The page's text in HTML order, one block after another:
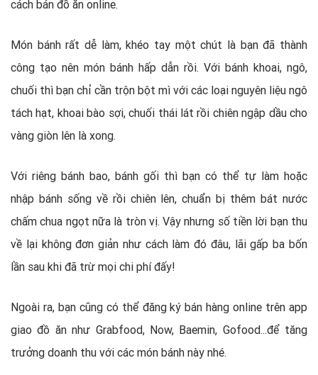
cách bán đồ ăn online.
Món bánh rất dễ làm, khéo tay một chút là bạn đã thành
công tạo nên món bánh hấp dẫn rồi. Với bánh khoai, ngô,
chuối thì bạn chỉ cần trộn bột mì với các loại nguyên liệu ngô
tách hạt, khoai bào sợi, chuối thái lát rồi chiên ngập dầu cho
vàng giòn lên là xong.
Với riêng bánh bao, bánh gối thì bạn có thể tự làm hoặc
nhập bánh sống về rồi chiên lên, chuẩn bị thêm bát nước
chấm chua ngọt nữa là tròn vị. Vậy nhưng số tiền lời bạn thu
về lại không đơn giản như cách làm đó đâu, lãi gấp ba bốn
lần sau khi đã trừ mọi chi phí đấy!
Ngoài ra, bạn cũng có thể đăng ký bán hàng online trên app
giao đồ ăn như Grabfood, Now, Baemin, Gofood...để tăng
trưởng doanh thu với các món bánh này nhé.